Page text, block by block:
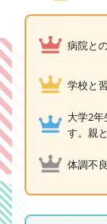
病院と
学校と
大学2
す。親
体調不